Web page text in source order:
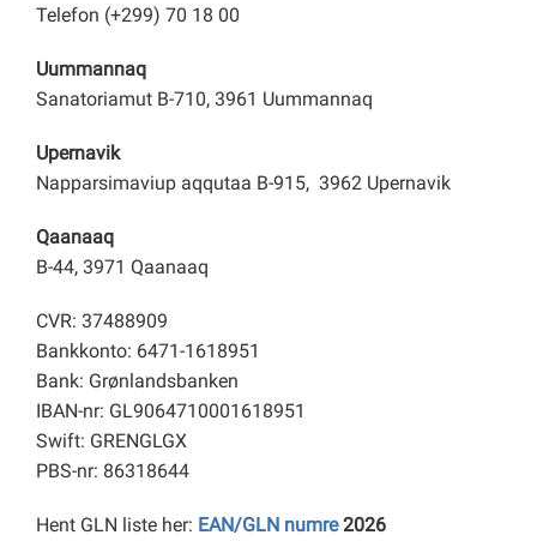
Telefon (+299) 70 18 00
Uummannaq
Sanatoriamut B-710, 3961 Uummannaq
Upernavik
Napparsimaviup aqqutaa B-915, 3962 Upernavik
Qaanaaq
B-44, 3971 Qaanaaq
CVR: 37488909
Bankkonto: 6471-1618951
Bank: Grønlandsbanken
IBAN-nr: GL9064710001618951
Swift: GRENGLGX
PBS-nr: 86318644
Hent GLN liste her: EAN/GLN numre2026